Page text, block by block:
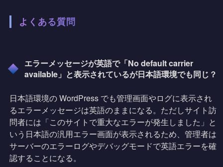
よくある質問
エラーメッセージが英語で「No default carrier
available」と表示されているが日本語環境でも同じ？
日本語環境の WordPress でも管理画面やログに表示され
るエラーメッセージは英語のままになる。ただしサイト訪
問者には「このサイトで重大なエラーが発生しました」と
いう日本語の汎用エラー画面が表示されるため、管理者は
サーバーのエラーログやデバッグモードで英語エラーを確
認することになる。